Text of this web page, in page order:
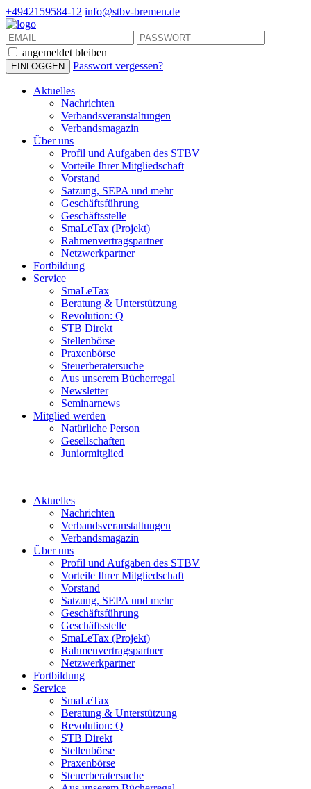
+4942159584-12 info@stbv-bremen.de
angemeldet bleiben
Passwort vergessen?
Aktuelles
Nachrichten
Verbandsveranstaltungen
Verbandsmagazin
Über uns
Profil und Aufgaben des STBV
Vorteile Ihrer Mitgliedschaft
Vorstand
Satzung, SEPA und mehr
Geschäftsführung
Geschäftsstelle
SmaLeTax (Projekt)
Rahmenvertragspartner
Netzwerkpartner
Fortbildung
Service
SmaLeTax
Beratung & Unterstützung
Revolution: Q
STB Direkt
Stellenbörse
Praxenbörse
Steuerberatersuche
Aus unserem Bücherregal
Newsletter
Seminarnews
Mitglied werden
Natürliche Person
Gesellschaften
Juniormitglied
Aktuelles
Nachrichten
Verbandsveranstaltungen
Verbandsmagazin
Über uns
Profil und Aufgaben des STBV
Vorteile Ihrer Mitgliedschaft
Vorstand
Satzung, SEPA und mehr
Geschäftsführung
Geschäftsstelle
SmaLeTax (Projekt)
Rahmenvertragspartner
Netzwerkpartner
Fortbildung
Service
SmaLeTax
Beratung & Unterstützung
Revolution: Q
STB Direkt
Stellenbörse
Praxenbörse
Steuerberatersuche